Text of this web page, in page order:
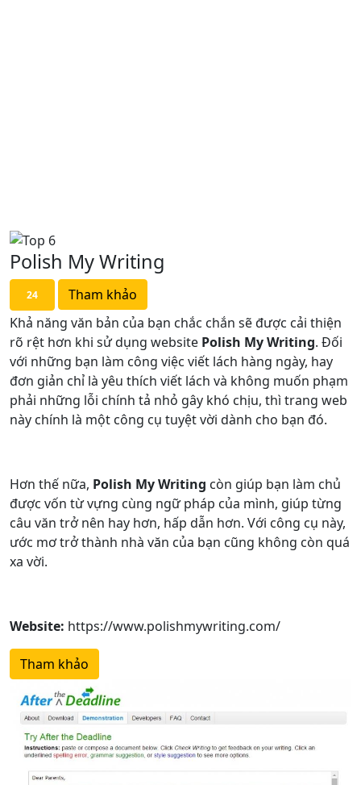
Polish My Writing
24
Tham khảo
Khả năng văn bản của bạn chắc chắn sẽ được cải thiện
rõ rệt hơn khi sử dụng website Polish My Writing. Đối
với những bạn làm công việc viết lách hàng ngày, hay
đơn giản chỉ là yêu thích viết lách và không muốn phạm
phải những lỗi chính tả nhỏ gây khó chịu, thì trang web
này chính là một công cụ tuyệt vời dành cho bạn đó.
Hơn thế nữa, Polish My Writing còn giúp bạn làm chủ
được vốn từ vựng cùng ngữ pháp của mình, giúp từng
câu văn trở nên hay hơn, hấp dẫn hơn. Với công cụ này,
ước mơ trở thành nhà văn của bạn cũng không còn quá
xa vời.
Website: https://www.polishmywriting.com/
Tham khảo